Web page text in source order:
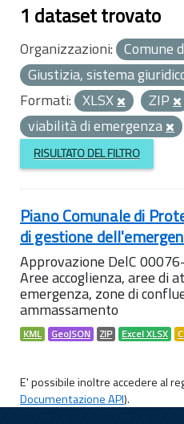
1 dataset trovato
Organizzazioni: Comune
Giustizia, sistema
Formati: XLSX ZIP
viabilità di emergenza
RISULTATO DEL FILTRO
Piano Comunale di
di gestione
Approvazione DelC
Aree accoglienza, aree di
emergenza, zone di
ammassamento
KML GeoJSON ZIP Excel XLSX
E' possibile inoltre accedere al
Documentazione API).